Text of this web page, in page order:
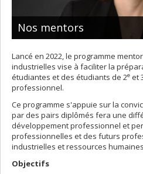
Nos mentors
Lancé en 2022, le programme
industrielles vise à faciliter la
étudiantes et des étudiants de 2e et
professionnel.
Ce programme s'appuie sur la
par des pairs diplômés fera une
développement professionnel et
professionnelles et des futurs
industrielles et ressources
Objectifs